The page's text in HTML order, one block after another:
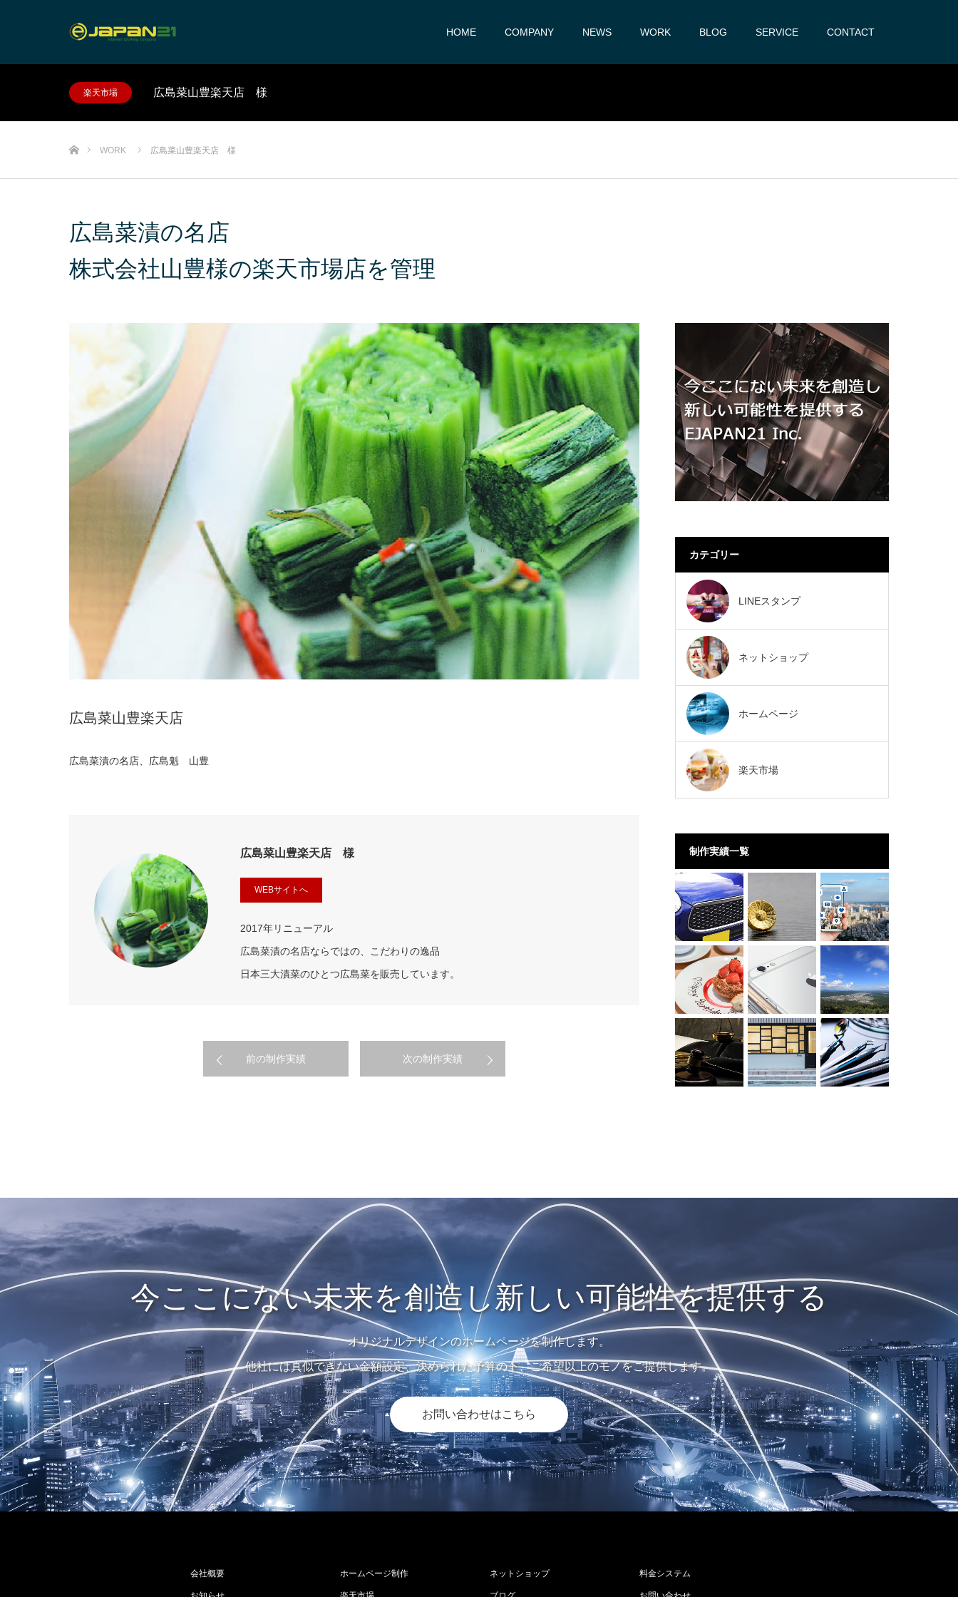
HOME COMPANY NEWS WORK BLOG SERVICE CONTACT
楽天市場 広島菜山豊楽天店 様
WORK 広島菜山豊楽天店 様
広島菜漬の名店
株式会社山豊様の楽天市場店を管理
広島菜山豊楽天店
広島菜漬の名店、広島魁 山豊
広島菜山豊楽天店 様
WEBサイトへ
2017年リニューアル
広島菜漬の名店ならではの、こだわりの逸品
日本三大漬菜のひとつ広島菜を販売しています。
前の制作実績 次の制作実績
カテゴリー
LINEスタンプ
ネットショップ
ホームページ
楽天市場
制作実績一覧
今ここにない未来を創造し新しい可能性を提供する
オリジナルデザインのホームページを制作します。
他社には真似できない金額設定、決められた予算の下、ご希望以上のモノをご提供します。
お問い合わせはこちら
会社概要 ホームページ制作 ネットショップ 料金システム